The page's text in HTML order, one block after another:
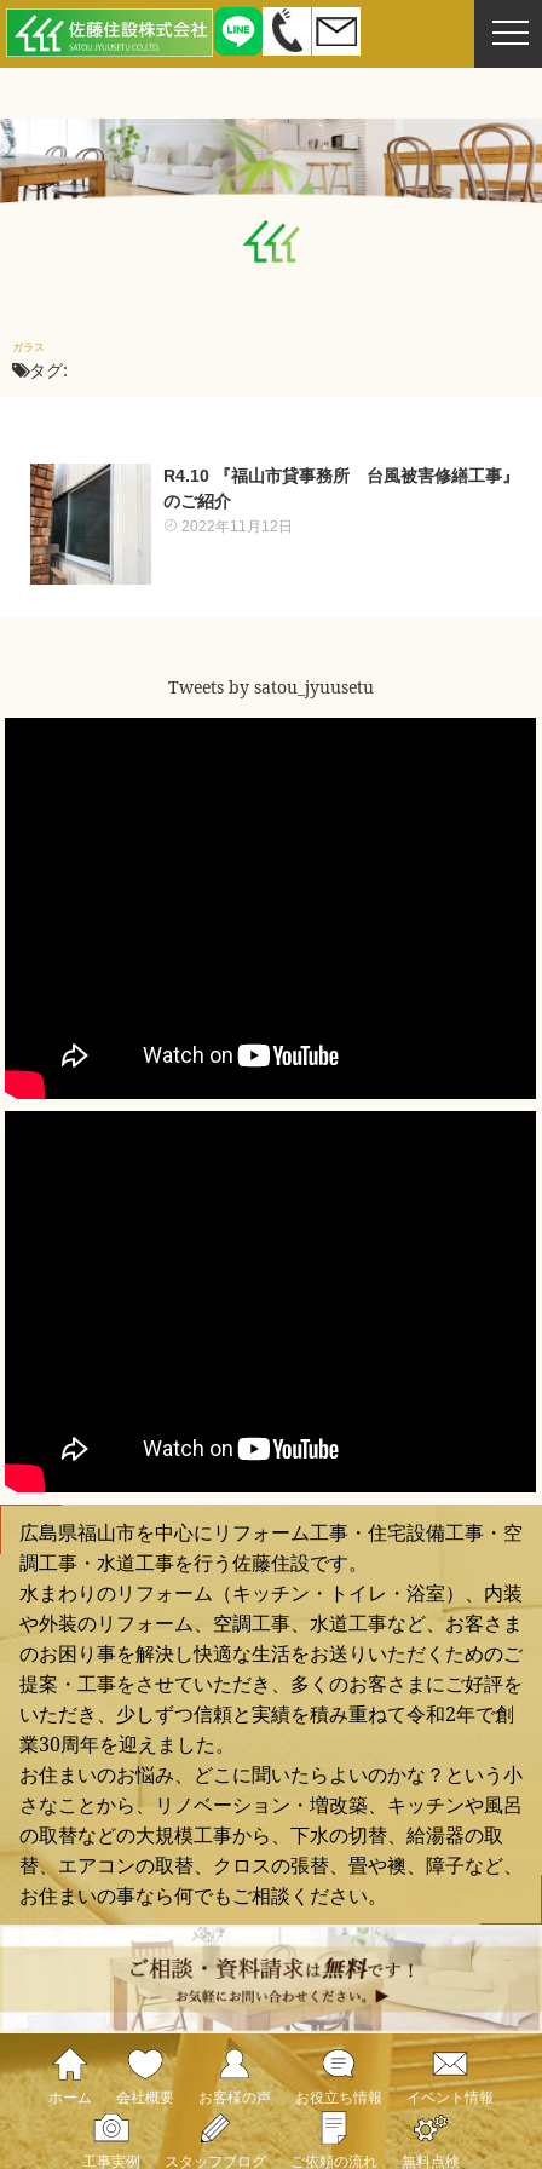
タグ:
ガラス
R4.10 『福山市貸事務所 台風被害修繕工事』
のご紹介
2022年11月12日
Tweets by satou_jyuusetu
広島県福山市を中心にリフォーム工事・住宅設備工事・空
調工事・水道工事を行う佐藤住設です。
水まわりのリフォーム（キッチン・トイレ・浴室）、内装
や外装のリフォーム、空調工事、水道工事など、お客さま
のお困り事を解決し快適な生活をお送りいただくためのご
提案・工事をさせていただき、多くのお客さまにご好評を
いただき、少しずつ信頼と実績を積み重ねて令和2年で創
業30周年を迎えました。
お住まいのお悩み、どこに聞いたらよいのかな？という小
さなことから、リノベーション・増改築、キッチンや風呂
の取替などの大規模工事から、下水の切替、給湯器の取
替、エアコンの取替、クロスの張替、畳や襖、障子など、
お住まいの事なら何でもご相談ください。
ホーム 会社概要 お客様の声 お役立ち情報 イベント情報
工事実例 スタッフブログ ご依頼の流れ 無料点検